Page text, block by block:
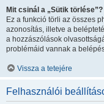
Mit csinál a „Sütik törlése”?
Ez a funkció törli az összes
azonosítás, illetve a
a hozzászólások
problémáid vannak a
Vissza a tetejére
Felhasználói